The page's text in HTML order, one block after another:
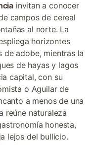
invitan a conocer
campos de cereal
al norte. La
horizontes
de adobe, mientras la
de hayas y lagos
capital, con su
o Aguilar de
a menos de una
reúne naturaleza
honesta,
lejos del bullicio.